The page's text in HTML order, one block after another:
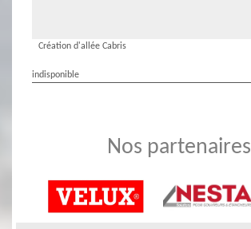
Création d'allée Cabris
indisponible
Nos partenaires